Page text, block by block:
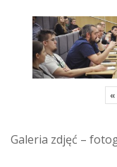
«
Galeria zdjęć –